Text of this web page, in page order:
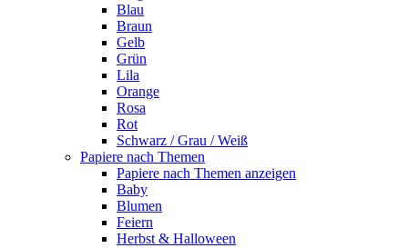
Blau
Braun
Gelb
Grün
Lila
Orange
Rosa
Rot
Schwarz / Grau / Weiß
Papiere nach Themen
Papiere nach Themen anzeigen
Baby
Blumen
Feiern
Herbst & Halloween